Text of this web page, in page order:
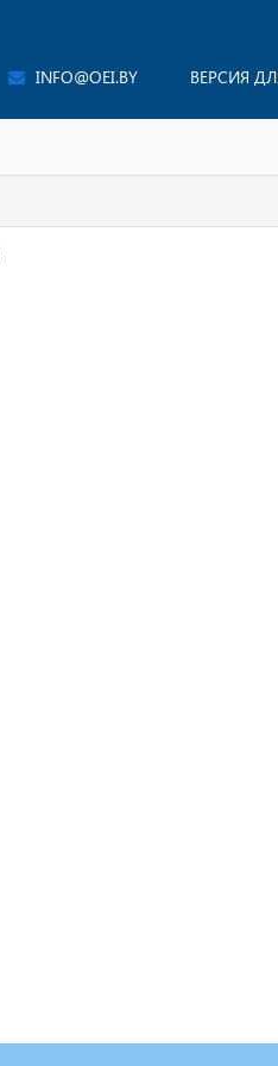
INFO@OEI.BY ВЕРСИЯ